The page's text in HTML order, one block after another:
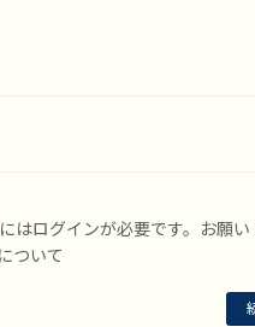
はログインが必要です。お願い
ついて